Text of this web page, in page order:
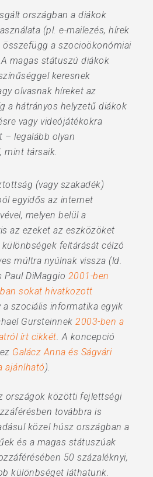
országban a diákok
(pl. e-mailezés, hírek
összefügg a szocioökonómiai
magas státuszú diákok
keresnek
olvasnak híreket az
a hátrányos helyzetű diákok
vagy videójátékokra
– legalább olyan
mint társaik.
(vagy szakadék)
egyidős az internet
melyen belül a
az ezeket az eszközöket
feltárását célzó
múltra nyúlnak vissza (ld.
Paul DiMaggio 2001-ben
sokat hivatkozott
a szociális informatika egyik
Gursteinnek2003-ben a
írt cikkét. A koncepció
Galácz Anna és Ságvári
ajánlható).
országok közötti fejlettségi
továbbra is
közel húsz országban a
és a magas státuszúak
50 százaléknyi,
különbséget láthatunk.